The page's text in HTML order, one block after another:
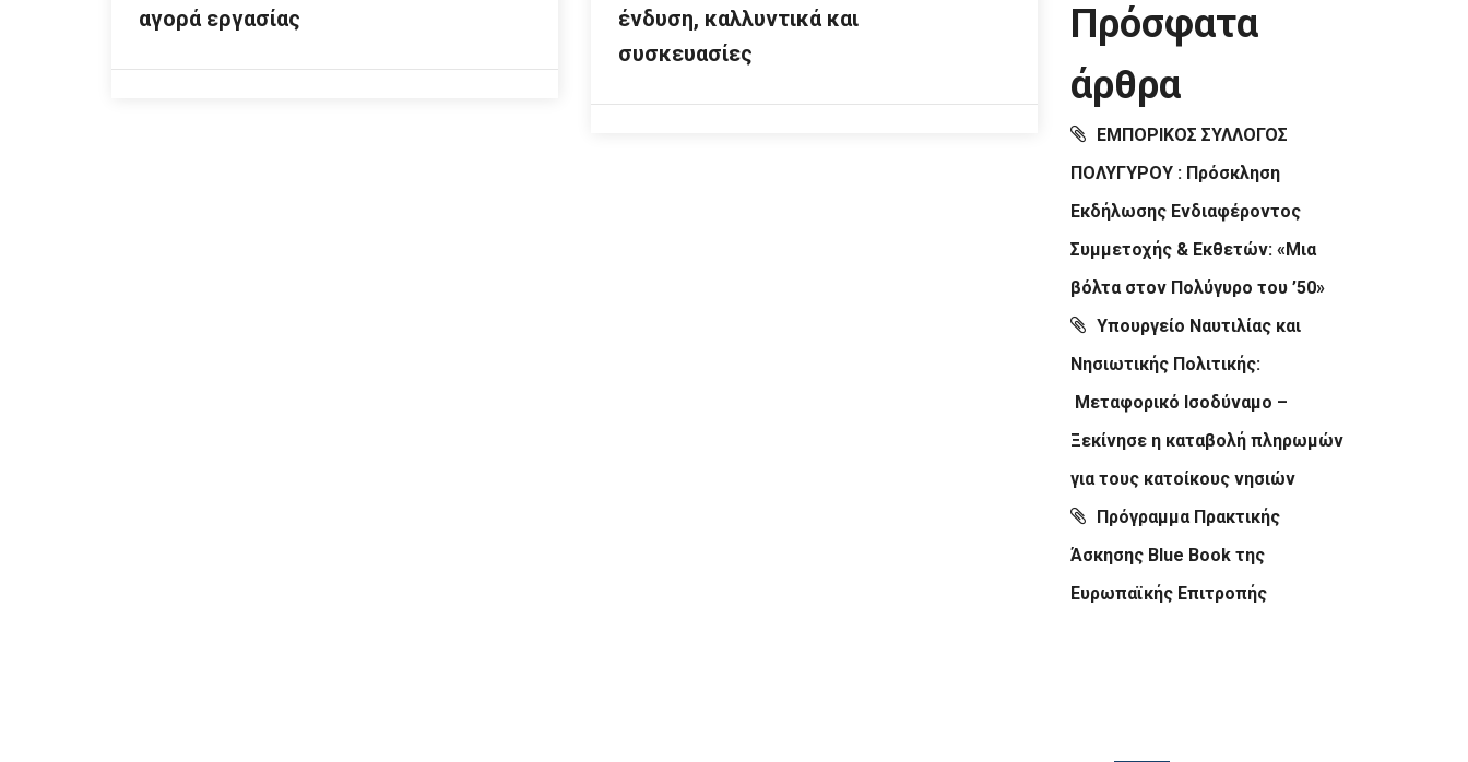
αγορά εργασίας
ένδυση, καλλυντικά και
συσκευασίες
Πρόσφατα
άρθρα
ΕΜΠΟΡΙΚΟΣ ΣΥΛΛΟΓΟΣ
ΠΟΛΥΓΥΡΟΥ : Πρόσκληση
Εκδήλωσης Ενδιαφέροντος
Συμμετοχής & Εκθετών: «Μια
βόλτα στον Πολύγυρο του ’50»
Υπουργείο Ναυτιλίας και
Νησιωτικής Πολιτικής:
Μεταφορικό Ισοδύναμο –
Ξεκίνησε η καταβολή πληρωμών
για τους κατοίκους νησιών
Πρόγραμμα Πρακτικής
Άσκησης Blue Book της
Ευρωπαϊκής Επιτροπής